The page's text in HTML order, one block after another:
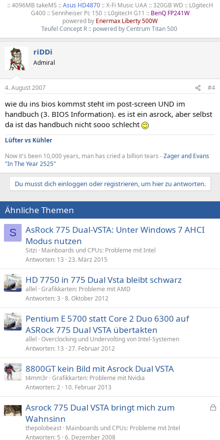
:: 4096MB takeMS ::Asus HD4870:: X-Fi Music UAA :: 320GB WD :: L0gitecH
G400 :: Sennheiser Pc 150 :: L0gitecH G11 :: BenQ FP241W
powered by Enermax Liberty 500W
Teufel Concept R :: powered by Centrum Titan 500
riDDi
Admiral
4. August 2007 #4
wie du ins bios kommst steht im post-screen UND im
handbuch (3. BIOS Information). es ist ein asrock, aber selbst
da ist das handbuch nicht sooo schlecht
Lüfter vs Kühler
Now it's been 10,000 years, man has cried a billion tears -Zager and Evans
"In The Year 2525"
Du musst dich einloggen oder registrieren, um hier zu antworten.
Ähnliche Themen
S
AsRock 775 Dual-VSTA: Unter Windows 7 AHCI
Modus nutzen
Sitzi
Mainboards und CPUs: Probleme mit Intel
Antworten 13 23. März 2015
HD 7750 in 775 Dual Vsta bleibt schwarz
allel Grafikkarten: Probleme mit AMD
Antworten 3 8. Oktober 2012
Pentium E 5700 statt Core 2 Duo 6300 auf
ASRock 775 Dual VSTA übertakten
allel Overclocking und Undervolting von Intel-Systemen
Antworten 13 27. Februar 2012
8800GT kein Bild mit Asrock Dual VSTA
t4mm3r Grafikkarten: Probleme mit Nvidia
Antworten 2 10. Februar 2013
Asrock 775 Dual VSTA bringt mich zum
Wahnsinn
thepolobeast Mainboards und CPUs: Probleme mit Intel
Antworten 5 6. Dezember 2008